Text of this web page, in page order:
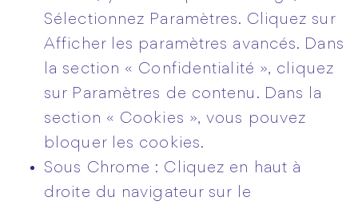
Sélectionnez Paramètres. Cliquez sur
Afficher les paramètres avancés. Dans
la section « Confidentialité », cliquez
sur Paramètres de contenu. Dans la
section « Cookies », vous pouvez
bloquer les cookies.
Sous Chrome : Cliquez en haut à
droite du navigateur sur le